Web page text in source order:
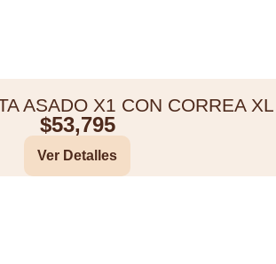
ASADO X1 CON CORREA XL
$53,795
Ver Detalles